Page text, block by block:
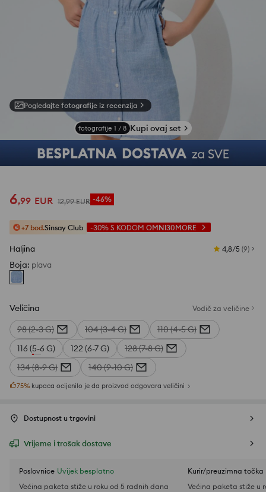
Pogledajte fotografije iz recenzija
fotografije 1 / 8 Kupi ovaj set
6,99 EUR 12,99 EUR -46%
+7 bod.Sinsay Club -30% S KODOM OMNI30MORE
Haljina 4,8/5 (9)
Boja: plava
Veličina Vodič za veličine
98 (2-3 G) 104 (3-4 G)
110 (4-5 G)
116 (5-6 G)
122 (6-7 G)
128 (7-8 G)
134 (8-9 G)
140 (9-10 G)
75% kupaca ocijenilo je da proizvod odgovara veličini
Dostupnost u trgovini
Vrijeme i trošak dostave
Poslovnice Uvijek besplatno
Većina paketa stiže u roku od 5 radnih dana
Kurir/preuzimna točka
Većina paketa stiže u